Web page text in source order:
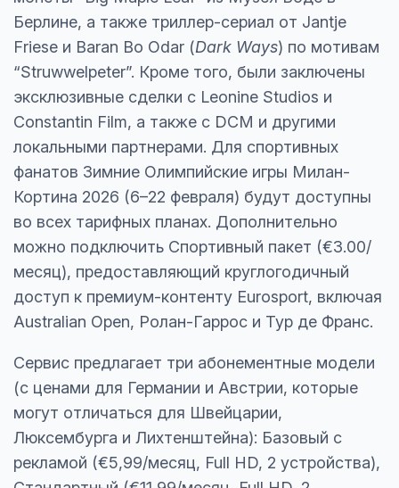
Берлине, а также триллер-сериал от Jantje
Friese и Baran Bo Odar (Dark Ways) по мотивам
“Struwwelpeter”. Кроме того, были заключены
эксклюзивные сделки с Leonine Studios и
Constantin Film, а также с DCM и другими
локальными партнерами. Для спортивных
фанатов Зимние Олимпийские игры Милан-
Кортина 2026 (6–22 февраля) будут доступны
во всех тарифных планах. Дополнительно
можно подключить Спортивный пакет (€3.00/
месяц), предоставляющий круглогодичный
доступ к премиум-контенту Eurosport, включая
Australian Open, Ролан-Гаррос и Тур де Франс.
Сервис предлагает три абонементные модели
(с ценами для Германии и Австрии, которые
могут отличаться для Швейцарии,
Люксембурга и Лихтенштейна): Базовый с
рекламой (€5,99/месяц, Full HD, 2 устройства),